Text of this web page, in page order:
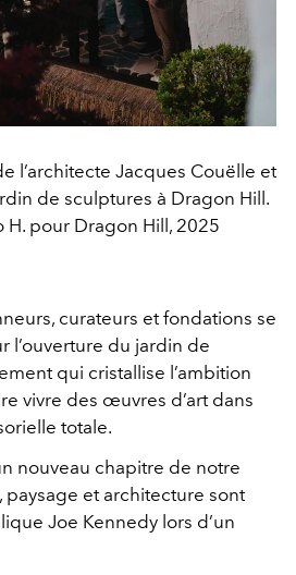
l’architecte Jacques Couëlle et
de sculptures à Dragon Hill.
H. pour Dragon Hill, 2025
curateurs et fondations se
l’ouverture du jardin de
qui cristallise l’ambition
vivre des œuvres d’art dans
totale.
nouveau chapitre de notre
paysage et architecture sont
Joe Kennedy lors d’un